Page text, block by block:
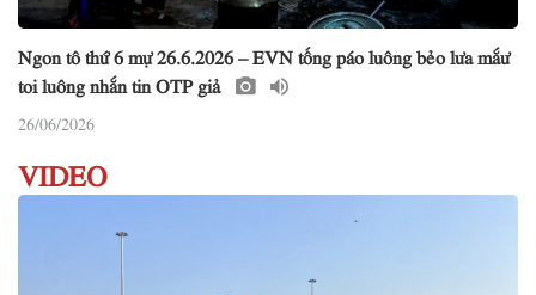
Ngon tô thứ 6 mự 26.6.2026 – EVN tống páo luông bẻo lưa mắư
toi luông nhắn tin OTP giả
26/06/2026
VIDEO